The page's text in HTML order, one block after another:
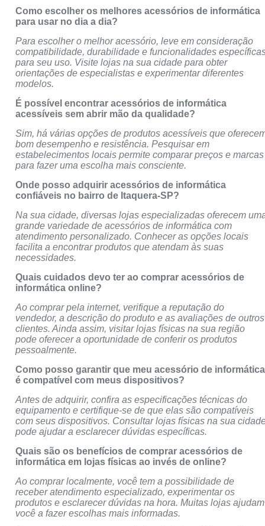
Como escolher os melhores acessórios de informática
para usar no dia a dia?
Para escolher o melhor acessório, leve em consideração
compatibilidade, durabilidade e funcionalidades
para seu uso. Visite lojas na sua cidade para obter
orientações de especialistas e experimentar diferentes
modelos.
É possível encontrar acessórios de informática
acessíveis sem abrir mão da qualidade?
Sim, há várias opções de produtos acessíveis que
bom desempenho e resistência. Pesquisar em
estabelecimentos locais permite comparar preços e marcas
para fazer uma escolha mais consciente.
Onde posso adquirir acessórios de informática
confiáveis no bairro de Itaquera-SP?
Na sua cidade, diversas lojas especializadas oferecem
grande variedade de acessórios de informática com
atendimento personalizado. Conhecer as opções locais
facilita a encontrar produtos que atendam às suas
necessidades.
Quais cuidados devo ter ao comprar acessórios de
informática online?
Ao comprar pela internet, verifique a reputação do
vendedor, a descrição do produto e as avaliações de outros
clientes. Ainda assim, visitar lojas físicas na sua região
pode oferecer a oportunidade de conferir os produtos
pessoalmente.
Como posso garantir que meu acessório de informática
é compatível com meus dispositivos?
Antes de adquirir, confira as especificações técnicas do
equipamento e certifique-se de que elas são compatíveis
com seus dispositivos. Consultar lojas físicas na sua
pode ajudar a esclarecer dúvidas específicas.
Quais são os benefícios de comprar acessórios de
informática em lojas físicas ao invés de online?
Ao comprar localmente, você tem a possibilidade de
receber atendimento especializado, experimentar os
produtos e esclarecer dúvidas na hora. Muitas lojas ajudam
você a fazer escolhas mais informadas.